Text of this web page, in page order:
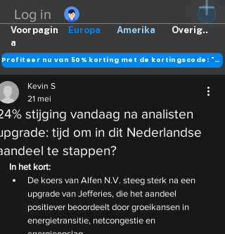
Log in
Europa Amerika Overig..
Voorpagin
a
Profiteer nu van 50% korting met de kortingscode: "DANK"
stijging vandaag na analisten
tijd om in dit Nederlandse
te stappen?
Kevin S
21 mei
In het kort:
De koers van Alfen N.V. steeg sterk na een
upgrade van Jefferies, die het aandeel
positiever beoordeelt door groeikansen in
energietransitie, netcongestie en